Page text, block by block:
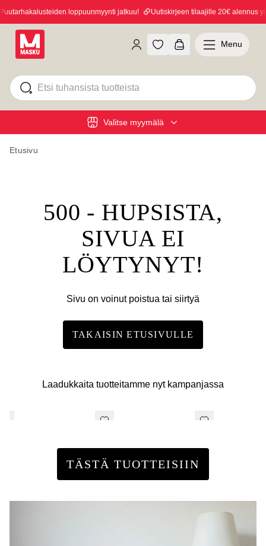
loppuunmyynti jatkuu! Uutiskirjeen tilaajille 20€ alennus yli
Valitse myymälä
Menu
Etusivu
500 - HUPSISTA,
SIVUA EI
LÖYTYNYT!
Sivu on voinut poistua tai siirtyä
TAKAISIN ETUSIVULLE
Laadukkaita tuotteitamme nyt kampanjassa
TÄSTÄ TUOTTEISIIN